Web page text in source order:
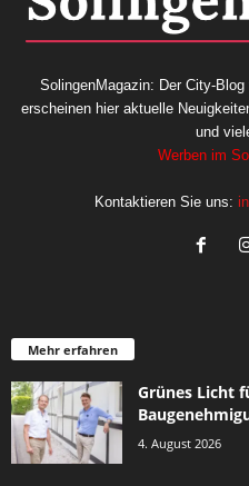
SolingenMagazin: Der City-
erscheinen hier aktuelle
und
Werben im
Kontaktieren Sie uns:
Mehr erfahren
Grünes Licht
4. August 2026